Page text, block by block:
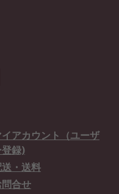
イアカウント（ユーザ
登録)
・送料
合せ